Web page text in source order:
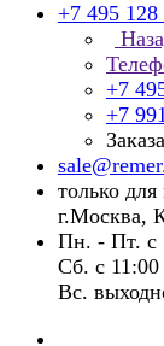
+7 495 128
+7
+7
только
г.Москва,
Пн. - Пт. с
Сб. с
Вс.